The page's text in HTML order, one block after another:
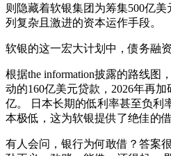
则隐藏着软银集团为筹集500亿
列复杂且激进的资本运作手段。
软银的这一宏大计划中，债务融
根据the information披露的路线图
动的160亿美元贷款，2026年再
亿。 日本长期的低利率甚至负利
本极低，这为软银提供了绝佳的借
有人会问，银行为何敢借？答案